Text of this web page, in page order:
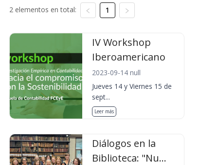
2 elementos en total: 1
IV Workshop
Iberoamericano
2023-09-14 null
Jueves 14 y Viernes 15 de
sept...
Leer más
Diálogos en la
Biblioteca: "Nu...